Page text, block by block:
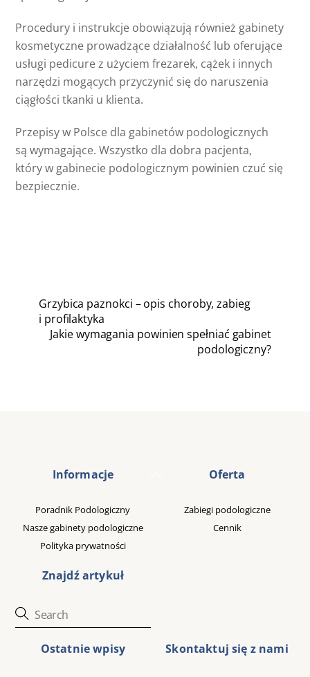
Procedury i instrukcje obowiązują również gabinety
kosmetyczne prowadzące działalność lub oferujące
usługi pedicure z użyciem frezarek, cążek i innych
narzędzi mogących przyczynić się do naruszenia
ciągłości tkanki u klienta.
Przepisy w Polsce dla gabinetów podologicznych
są wymagające. Wszystko dla dobra pacjenta,
który w gabinecie podologicznym powinien czuć się
bezpiecznie.
Grzybica paznokci – opis choroby, zabieg
i profilaktyka
Jakie wymagania powinien spełniać gabinet
podologiczny?
Informacje
Poradnik Podologiczny
Nasze gabinety podologiczne
Polityka prywatności
Znajdź artykuł
Oferta
Zabiegi podologiczne
Cennik
Ostatnie wpisy Skontaktuj się z nami